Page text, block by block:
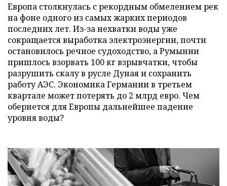
Европа столкнулась с рекордным обмелением рек
на фоне одного из самых жарких периодов
последних лет. Из-за нехватки воды уже
сокращается выработка электроэнергии, почти
остановилось речное судоходство, а Румынии
пришлось взорвать 100 кг взрывчатки, чтобы
разрушить скалу в русле Дуная и сохранить
работу АЭС. Экономика Германии в третьем
квартале может потерять до 2 млрд евро. Чем
обернется для Европы дальнейшее падение
уровня воды?